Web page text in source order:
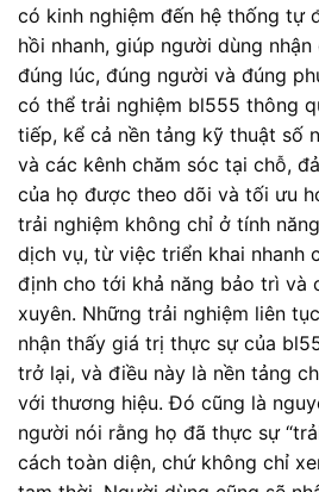
có kinh nghiệm đến hệ thống tự
hồi nhanh, giúp người dùng
đúng lúc, đúng người và đúng
có thể trải nghiệm bl555 thông
tiếp, kể cả nền tảng kỹ thuật số
và các kênh chăm sóc tại chỗ,
của họ được theo dõi và tối ưu
trải nghiệm không chỉ ở tính
dịch vụ, từ việc triển khai nhanh
định cho tới khả năng bảo trì và
xuyên. Những trải nghiệm liên
nhận thấy giá trị thực sự của
trở lại, và điều này là nền tảng
với thương hiệu. Đó cũng là
người nói rằng họ đã thực sự
cách toàn diện, chứ không chỉ